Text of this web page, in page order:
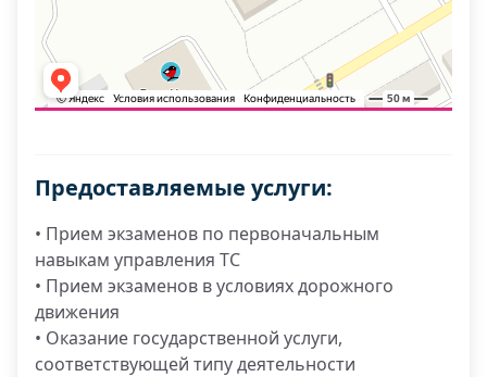
Предоставляемые услуги:
• Прием экзаменов по первоначальным
навыкам управления ТС
• Прием экзаменов в условиях дорожного
движения
• Оказание государственной услуги,
соответствующей типу деятельности